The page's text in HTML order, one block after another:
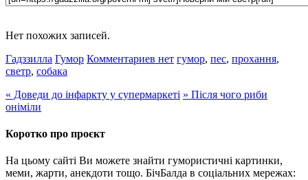
Нет похожих записей.
Гадззилла Гумор Комментариев нет гумор, пес, прохання,
светр, собака
« Доведи до інфаркту у супермаркеті » Після чого риби
оніміли
Коротко про проєкт
На цьому сайті Ви можете знайти гумористичні картинки,
меми, жарти, анекдоти тощо. БічБалда в соціальних мережах: